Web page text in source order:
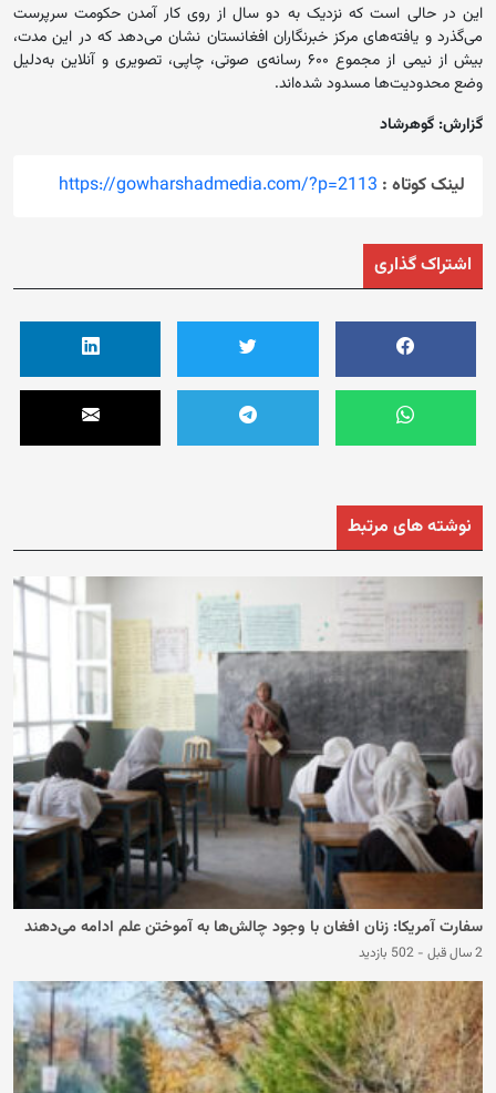
این در حالی است که نزدیک به دو سال از روی کار آمدن حکومت سرپرست
می‌گذرد و یافته‌های مرکز خبرنگاران افغانستان نشان می‌دهد که در این مدت،
بیش از نیمی از مجموع ۶۰۰ رسانه‌ی صوتی، چاپی، تصویری و آنلاین به‌دلیل
وضع محدودیت‌ها مسدود شده‌اند.
گزارش: گوهرشاد
لینک کوتاه : https://gowharshadmedia.com/?p=2113
اشتراک گذاری
نوشته های مرتبط
سفارت آمریکا: زنان افغان با وجود چالش‌ها به آموختن علم ادامه می‌دهند
2 سال قبل - 502 بازدید